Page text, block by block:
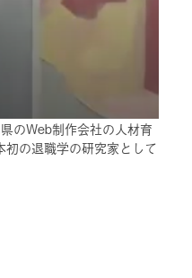
のWeb制作会社の人材育
の退職学の研究家として